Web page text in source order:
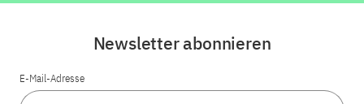
Newsletter abonnieren
E-Mail-Adresse